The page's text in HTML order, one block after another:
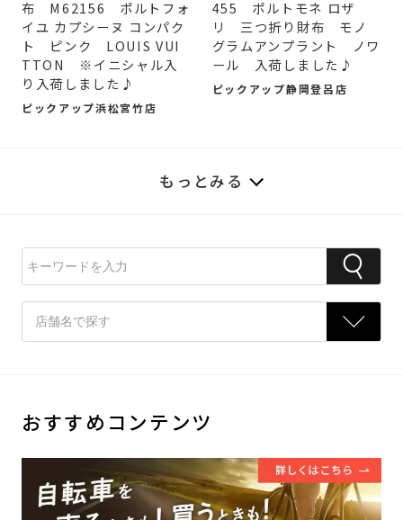
布 M62156 ポルトフォ
イユ カプシーヌ コンパク
ト ピンク LOUIS VUI
TTON ※イニシャル入
り入荷しました♪
ピックアップ浜松宮竹店
455 ポルトモネ ロザ
リ 三つ折り財布 モノ
グラムアンプラント ノワ
ール 入荷しました♪
ピックアップ静岡登呂店
もっとみる
おすすめコンテンツ